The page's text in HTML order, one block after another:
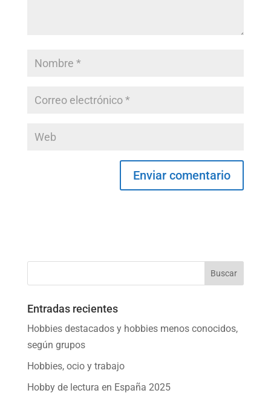
Entradas recientes
Hobbies destacados y hobbies menos conocidos,
según grupos
Hobbies, ocio y trabajo
Hobby de lectura en España 2025